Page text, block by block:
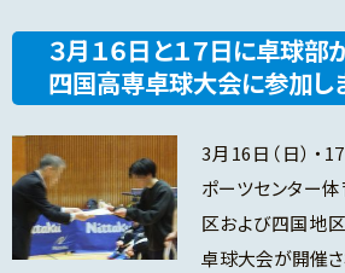
３月１６日と１７日に卓球
四国高専卓球大会に参加し
3月16日（日）・
ポーツセンター
区および四国地
卓球大会が開催さ